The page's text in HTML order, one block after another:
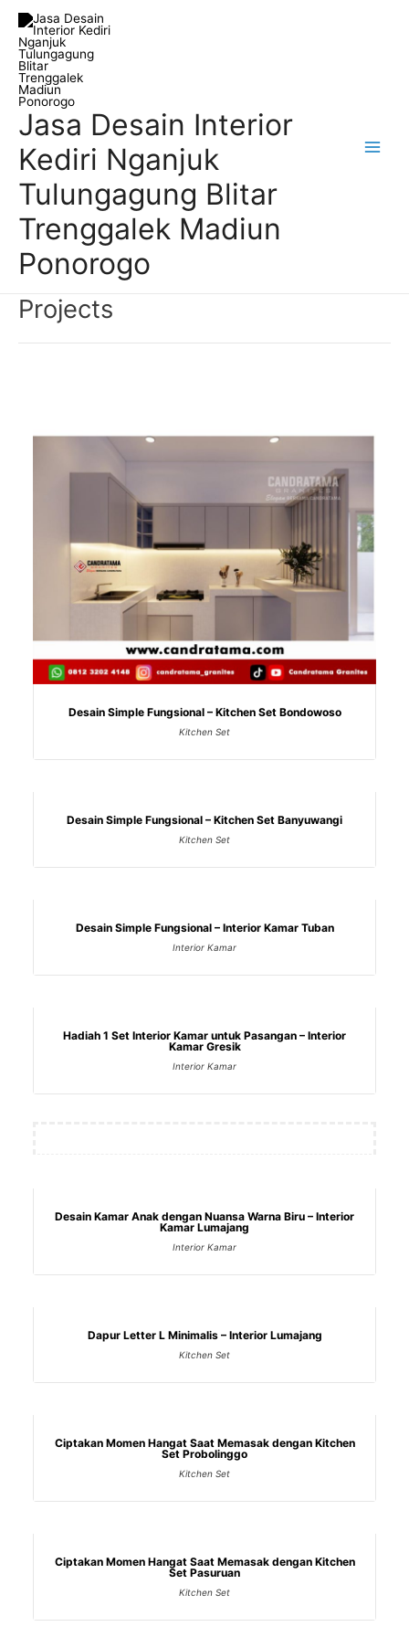
Skip
content
Jasa Desain Interior
Kediri Nganjuk
Tulungagung Blitar
Trenggalek Madiun
Ponorogo
Projects
Desain Simple Fungsional – Kitchen Set Bondowoso
Kitchen Set
Desain Simple Fungsional – Kitchen Set Banyuwangi
Kitchen Set
Desain Simple Fungsional – Interior Kamar Tuban
Interior Kamar
Hadiah 1 Set Interior Kamar untuk Pasangan – Interior
Kamar Gresik
Interior Kamar
Desain Kamar Anak dengan Nuansa Warna Biru – Interior
Kamar Lumajang
Interior Kamar
Dapur Letter L Minimalis – Interior Lumajang
Kitchen Set
Ciptakan Momen Hangat Saat Memasak dengan Kitchen
Set Probolinggo
Kitchen Set
Ciptakan Momen Hangat Saat Memasak dengan Kitchen
Set Pasuruan
Kitchen Set